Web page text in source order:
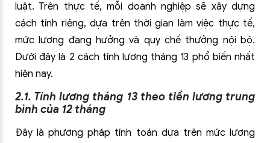
luật. Trên thực tế, mỗi doanh nghiệp sẽ xây dựng
cách tính riêng, dựa trên thời gian làm việc thực tế,
mức lương đang hưởng và quy chế thưởng nội bộ.
Dưới đây là 2 cách tính lương tháng 13 phổ biến nhất
hiện nay.
2.1. Tính lương tháng 13 theo tiền lương trung
bình của 12 tháng
Đây là phương pháp tính toán dựa trên mức lương